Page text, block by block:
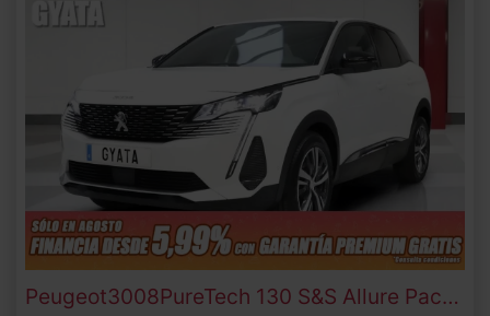
Peugeot3008 PureTech 130 S&S Allure Pack 96 kW (130 CV)